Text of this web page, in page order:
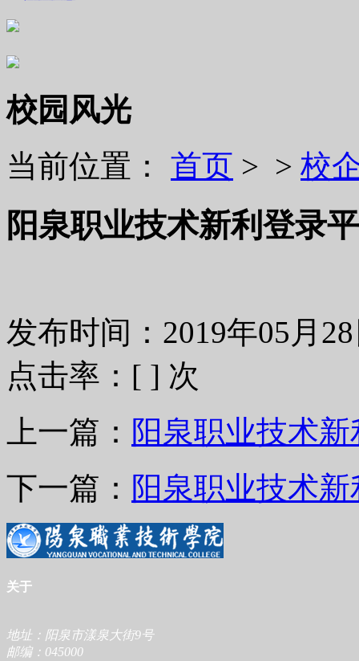
校园风光
当前位置：
首页 > > 校
阳泉职业技术新利登录
发布时间：2019年05月
点击率：[ ] 次
上一篇： 阳泉职业技术
下一篇： 阳泉职业技术
关于
地址：阳泉市漾泉大街9号
邮编：045000